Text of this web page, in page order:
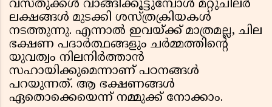
വസ്തുക്കള്‍ വാങ്ങിക്കൂട്ടുമ്പോള്‍ മറ്റുചിലര്‍
ലക്ഷങ്ങള്‍ മുടക്കി ശസ്ത്രക്രിയകള്‍
നടത്തുന്നു. എന്നാല്‍ ഇവയ്ക്ക് മാത്രമല്ല, ചില
ഭക്ഷണ പദാര്‍ത്ഥങ്ങളും ചര്‍മ്മത്തിന്റെ
യുവത്വം നിലനിര്‍ത്താന്‍
സഹായിക്കുമെന്നാണ് പഠനങ്ങള്‍
പറയുന്നത്. ആ ഭക്ഷണങ്ങള്‍
ഏതൊക്കെയെന്ന് നമ്മുക്ക് നോക്കാം.